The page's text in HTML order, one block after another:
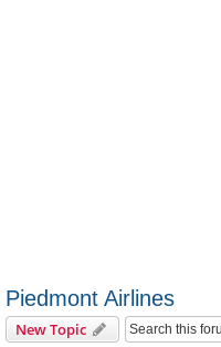
Piedmont Airlines
New Topic